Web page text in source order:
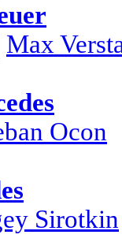
Max
Ocon
Sirotkin